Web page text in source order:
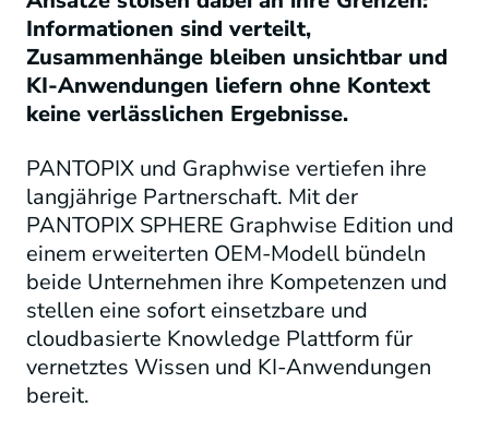
Informationen sind verteilt,
Zusammenhänge bleiben unsichtbar und
KI-Anwendungen liefern ohne Kontext
keine verlässlichen Ergebnisse.
PANTOPIX und Graphwise vertiefen ihre
langjährige Partnerschaft. Mit der
PANTOPIX SPHERE Graphwise Edition und
einem erweiterten OEM-Modell bündeln
beide Unternehmen ihre Kompetenzen und
stellen eine sofort einsetzbare und
cloudbasierte Knowledge Plattform für
vernetztes Wissen und KI-Anwendungen
bereit.